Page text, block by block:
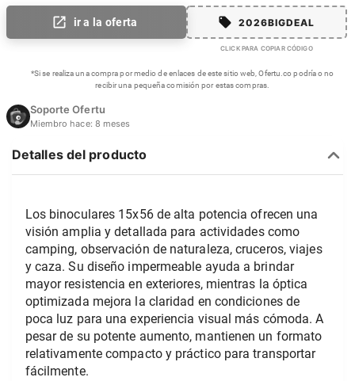
ir a la oferta 2026BIGDEAL
CLICK PARA COPIAR CÓDIGO
*Si se realiza una compra por medio de enlaces de este sitio web, Ofertu.co podría o no
recibir una pequeña comisión por estas compras.
Soporte Ofertu
Miembro hace: 8 meses
Detalles del producto
Los binoculares 15x56 de alta potencia ofrecen una
visión amplia y detallada para actividades como
camping, observación de naturaleza, cruceros, viajes
y caza. Su diseño impermeable ayuda a brindar
mayor resistencia en exteriores, mientras la óptica
optimizada mejora la claridad en condiciones de
poca luz para una experiencia visual más cómoda. A
pesar de su potente aumento, mantienen un formato
relativamente compacto y práctico para transportar
fácilmente.